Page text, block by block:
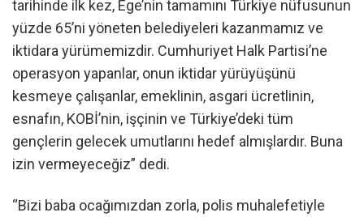
tarihinde ilk kez, Ege’nin tamamını Türkiye nüfusunun
yüzde 65’ni yöneten belediyeleri kazanmamız ve
iktidara yürümemizdir. Cumhuriyet Halk Partisi’ne
operasyon yapanlar, onun iktidar yürüyüşünü
kesmeye çalışanlar, emeklinin, asgari ücretlinin,
esnafın, KOBİ’nin, işçinin ve Türkiye’deki tüm
gençlerin gelecek umutlarını hedef almışlardır. Buna
izin vermeyeceğiz” dedi.
“Bizi baba ocağımızdan zorla, polis muhalefetiyle